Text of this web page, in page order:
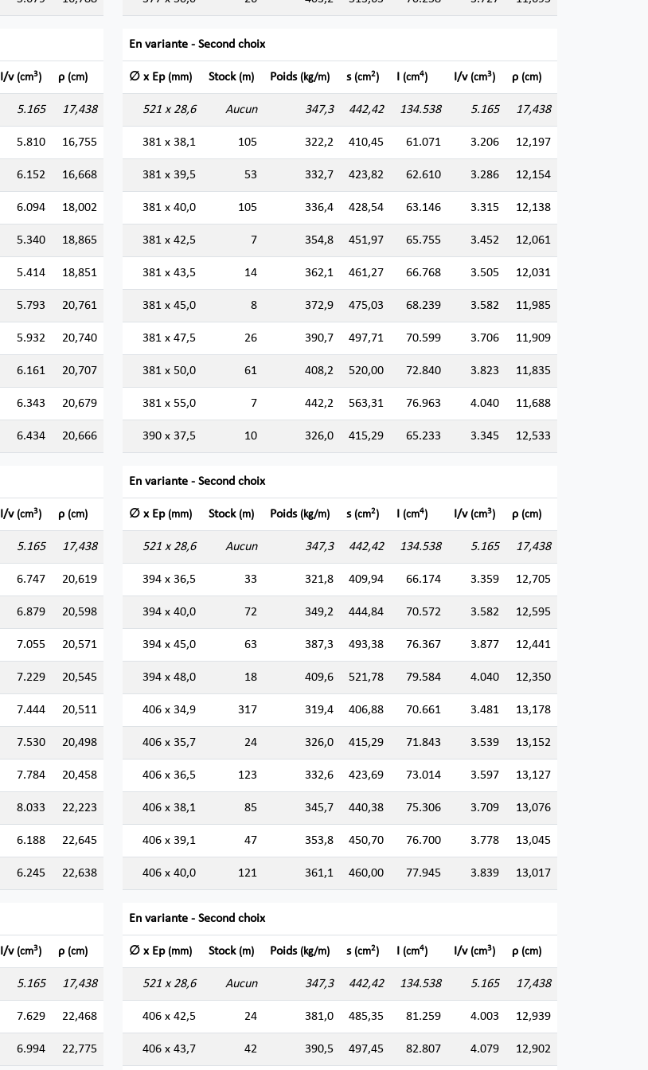
I/v (cm3) ρ (cm)
5.165 17,438
5.810 16,755
6.152 16,668
6.094 18,002
5.340 18,865
5.414 18,851
5.793 20,761
5.932 20,740
6.161 20,707
6.343 20,679
6.434 20,666
I/v (cm3) ρ (cm)
5.165 17,438
6.747 20,619
6.879 20,598
7.055 20,571
7.229 20,545
7.444 20,511
7.530 20,498
7.784 20,458
8.033 22,223
6.188 22,645
6.245 22,638
I/v (cm3) ρ (cm)
5.165 17,438
7.629 22,468
6.994 22,775
En variante - Second choix
∅ x Ep (mm) Stock (m) Poids (kg/m) s (cm2) I (cm4) I/v (cm3) ρ (cm)
521 x 28,6 Aucun 347,3 442,42 134.538 5.165 17,438
381 x 38,1 105 322,2 410,45 61.071 3.206 12,197
381 x 39,5 53 332,7 423,82 62.610 3.286 12,154
381 x 40,0 105 336,4 428,54 63.146 3.315 12,138
381 x 42,5 7 354,8 451,97 65.755 3.452 12,061
381 x 43,5 14 362,1 461,27 66.768 3.505 12,031
381 x 45,0 8 372,9 475,03 68.239 3.582 11,985
381 x 47,5 26 390,7 497,71 70.599 3.706 11,909
381 x 50,0 61 408,2 520,00 72.840 3.823 11,835
381 x 55,0 7 442,2 563,31 76.963 4.040 11,688
390 x 37,5 10 326,0 415,29 65.233 3.345 12,533
En variante - Second choix
∅ x Ep (mm) Stock (m) Poids (kg/m) s (cm2) I (cm4) I/v (cm3) ρ (cm)
521 x 28,6 Aucun 347,3 442,42 134.538 5.165 17,438
394 x 36,5 33 321,8 409,94 66.174 3.359 12,705
394 x 40,0 72 349,2 444,84 70.572 3.582 12,595
394 x 45,0 63 387,3 493,38 76.367 3.877 12,441
394 x 48,0 18 409,6 521,78 79.584 4.040 12,350
406 x 34,9 317 319,4 406,88 70.661 3.481 13,178
406 x 35,7 24 326,0 415,29 71.843 3.539 13,152
406 x 36,5 123 332,6 423,69 73.014 3.597 13,127
406 x 38,1 85 345,7 440,38 75.306 3.709 13,076
406 x 39,1 47 353,8 450,70 76.700 3.778 13,045
406 x 40,0 121 361,1 460,00 77.945 3.839 13,017
En variante - Second choix
∅ x Ep (mm) Stock (m) Poids (kg/m) s (cm2) I (cm4) I/v (cm3) ρ (cm)
521 x 28,6 Aucun 347,3 442,42 134.538 5.165 17,438
406 x 42,5 24 381,0 485,35 81.259 4.003 12,939
406 x 43,7 42 390,5 497,45 82.807 4.079 12,902